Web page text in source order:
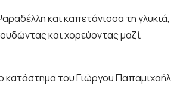
και καπετάνισσα τη γλυκιά,
και χορεύοντας μαζί
κατάστημα του Γιώργου Παπαμιχαήλ